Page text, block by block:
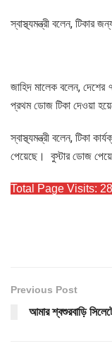
স্বাস্থ্যমন্ত্রী বলেন, টিকার
জাহিদ মালেক বলেন,
প্রথম ডোজ টিকা দেওয়া
স্বাস্থ্যমন্ত্রী বলেন, টিকা
পেয়েছে। বুস্টার ডোজ
Total Page Visits:
Previous Post
আমার শ্বশুরবাড়ি